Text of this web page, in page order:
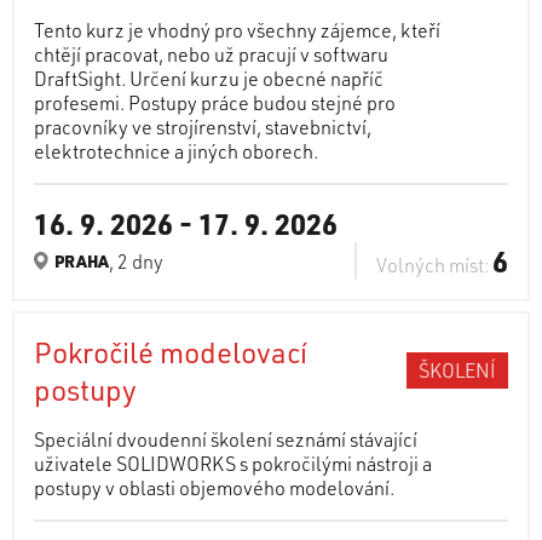
Tento kurz je vhodný pro všechny zájemce, kteří
chtějí pracovat, nebo už pracují v softwaru
DraftSight. Určení kurzu je obecné napříč
profesemi. Postupy práce budou stejné pro
pracovníky ve strojírenství, stavebnictví,
elektrotechnice a jiných oborech.
16. 9. 2026 - 17. 9. 2026
PRAHA, 2 dny Volných míst: 6
Pokročilé modelovací
postupy
ŠKOLENÍ
Speciální dvoudenní školení seznámí stávající
uživatele SOLIDWORKS s pokročilými nástroji a
postupy v oblasti objemového modelování.